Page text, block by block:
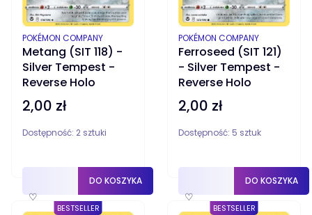
Metang (SIT 118) -
Silver Tempest -
Reverse Holo
PRODUCENT
POKÉMON COMPANY
Cena
2,00 zł
Dostępność: 2 sztuki
♡
DO KOSZYKA
Ferroseed (SIT 121)
- Silver Tempest -
Reverse Holo
PRODUCENT
POKÉMON COMPANY
Cena
2,00 zł
Dostępność: 5 sztuk
♡
DO KOSZYKA
BESTSELLER BESTSELLER